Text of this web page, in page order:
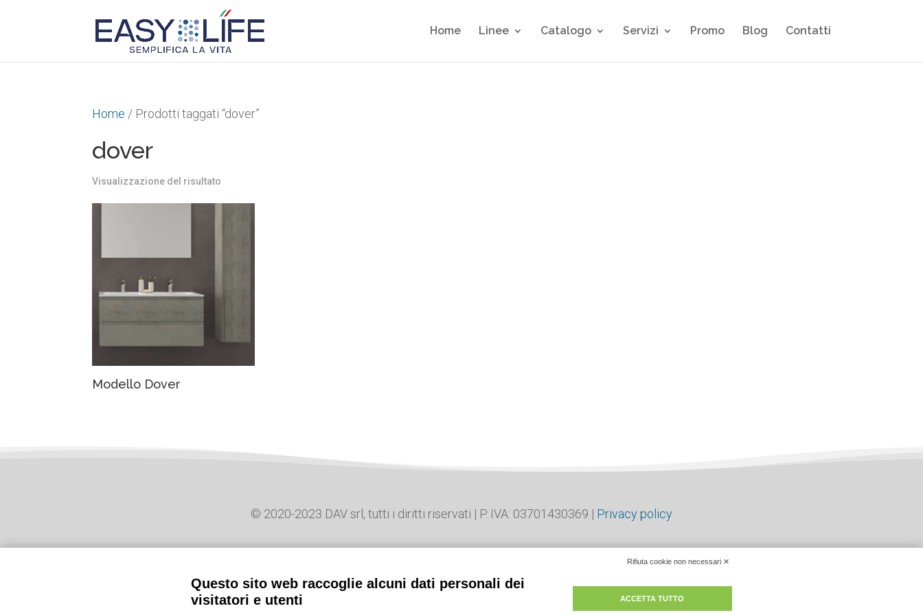
Home Linee Catalogo Servizi Promo Blog Contatti
Home / Prodotti taggati “dover”
dover
Visualizzazione del risultato
Modello Dover
© 2020-2023 DAV srl, tutti i diritti riservati | P. IVA: 03701430369 | Privacy policy